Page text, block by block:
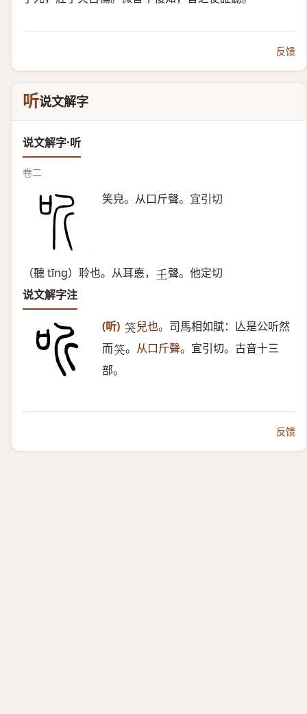
反馈
听说文解字
说文解字·听
卷二
笑皃。从口斤聲。宜引切
（聽 tīnɡ）聆也。从耳㥁， 𡈼聲。他定切
说文解字注
(听) 𥬇 兒也。 司馬相如賦：亾是公听然
而𥬇 。 从口斤聲。 宜引切。古音十三
部。
反馈